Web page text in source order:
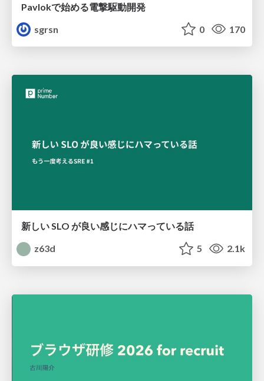
Pavlokで始める電撃駆動開発
sgrsn
0 170
新しい SLO が良い感じにハマっている話
z63d
5 2.1k